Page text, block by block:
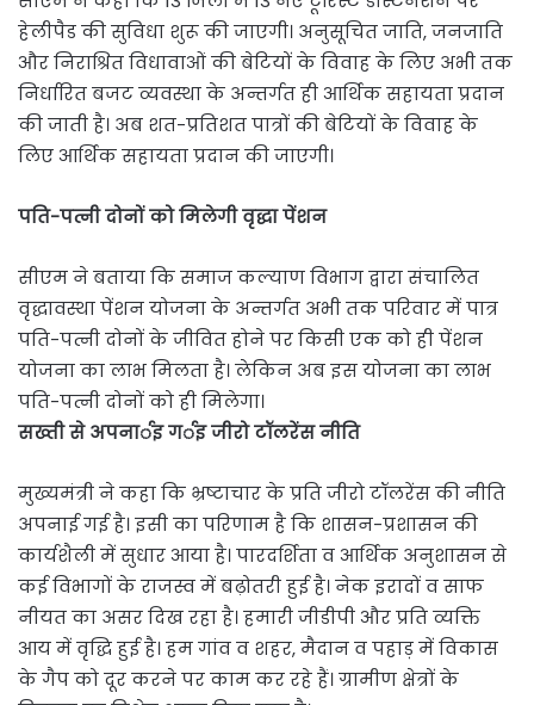
हेलीपैड की सुविधा शुरू की जाएगी। अनुसूचित जाति, जनजाति
और निराश्रित विधावाओं की बेटियों के विवाह के लिए अभी तक
निर्धारित बजट व्यवस्था के अन्तर्गत ही आर्थिक सहायता प्रदान
की जाती है। अब शत-प्रतिशत पात्रों की बेटियों के विवाह के
लिए आर्थिक सहायता प्रदान की जाएगी।
पति-पत्नी दोनों को मिलेगी वृद्धा पेंशन
सीएम ने बताया कि समाज कल्याण विभाग द्वारा संचालित
वृद्धावस्था पेंशन योजना के अन्तर्गत अभी तक परिवार में पात्र
पति-पत्नी दोनों के जीवित होने पर किसी एक को ही पेंशन
योजना का लाभ मिलता है। लेकिन अब इस योजना का लाभ
पति-पत्नी दोनों को ही मिलेगा।
सख्ती से अपनार्इ गर्इ जीरो टॉलरेंस नीति
मुख्यमंत्री ने कहा कि भ्रष्टाचार के प्रति जीरो टॉलरेंस की नीति
अपनाई गई है। इसी का परिणाम है कि शासन-प्रशासन की
कार्यशैली में सुधार आया है। पारदर्शिता व आर्थिक अनुशासन से
कई विभागों के राजस्व में बढ़ोतरी हुई है। नेक इरादों व साफ
नीयत का असर दिख रहा है। हमारी जीडीपी और प्रति व्यक्ति
आय में वृद्धि हुई है। हम गांव व शहर, मैदान व पहाड़ में विकास
के गैप को दूर करने पर काम कर रहे हैं। ग्रामीण क्षेत्रों के